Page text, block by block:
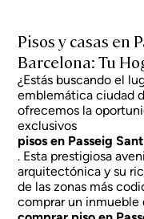
Pisos y casas en
Barcelona: Tu
¿Estás buscando el
emblemática ciudad
ofrecemos la
exclusivos
pisos en Passeig
. Esta prestigiosa
arquitectónica y su
de las zonas más
comprar un